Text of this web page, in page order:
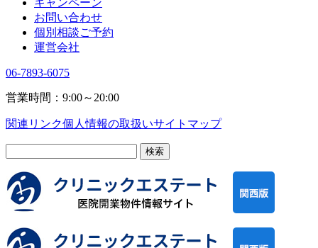
キャンペーン
お問い合わせ
個別相談ご予約
運営会社
06-7893-6075
営業時間：9:00～20:00
関連リンク個人情報の取扱いサイトマップ